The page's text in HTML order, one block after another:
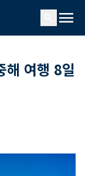
menu
해 여행 8일